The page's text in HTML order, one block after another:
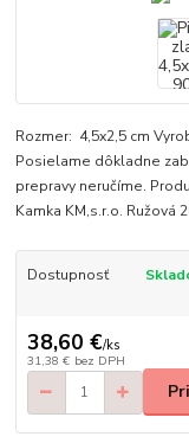
Rozmer: 4,5x2,5 cm
Posielame dôkladne
prepravy neručíme.
Kamka KM,s.r.o. Ružová
Dostupnosť
38,60 €/ks
31,38 € bez DPH